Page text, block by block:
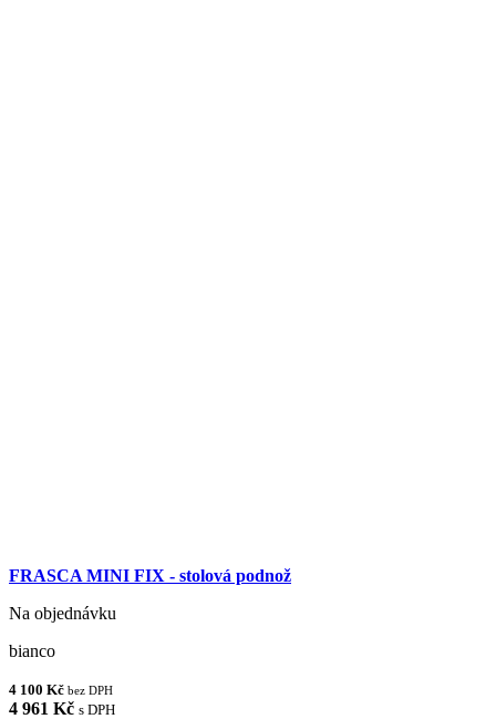
FRASCA MINI FIX - stolová podnož
Na objednávku
bianco
4 100 Kč bez DPH
4 961 Kč s DPH